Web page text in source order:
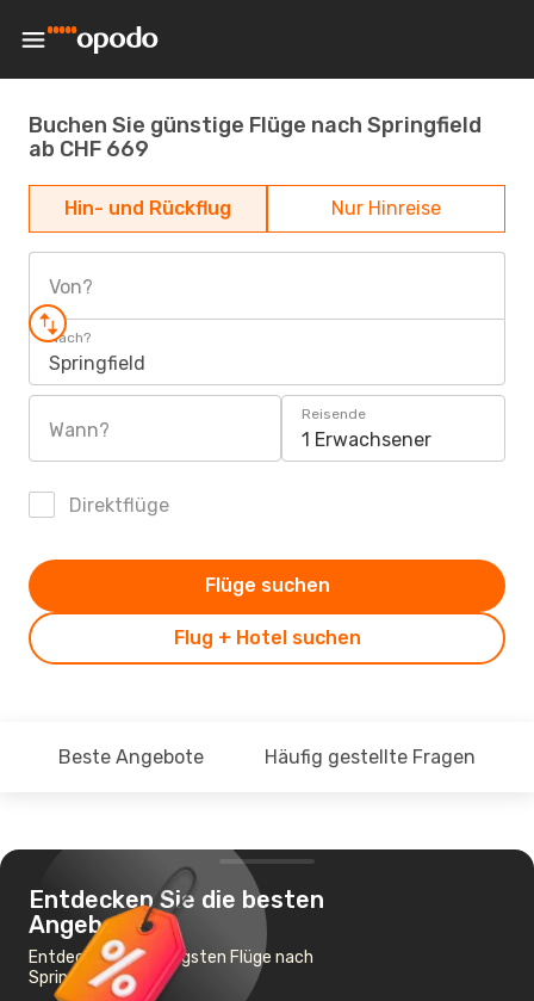
Buchen Sie günstige Flüge nach Springfield
ab CHF 669
Hin- und Rückflug Nur Hinreise
Von?
Nach?
Springfield
Wann?
Reisende
1 Erwachsener
Direktflüge
Flug + Hotel suchen
Flüge suchen
Beste Angebote Häufig gestellte Fragen
Entdecken Sie die besten
Angebote
Entdecke die günstigsten Flüge nach
Springfield